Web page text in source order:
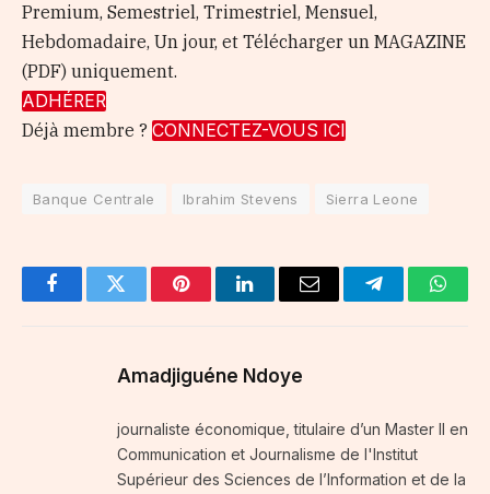
Premium, Semestriel, Trimestriel, Mensuel,
Hebdomadaire, Un jour, et Télécharger un MAGAZINE
(PDF) uniquement.
ADHÉRER
Déjà membre ? CONNECTEZ-VOUS ICI
Banque Centrale Ibrahim Stevens Sierra Leone
FacebookTwitter PinterestLinkedInEmail Telegram
Amadjiguéne Ndoye
journaliste économique, titulaire d’un Master II en
Communication et Journalisme de l'Institut
Supérieur des Sciences de l’Information et de la